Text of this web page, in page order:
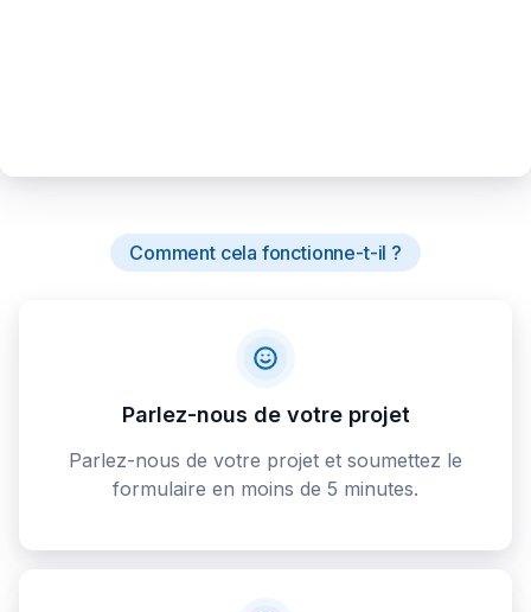
Comment cela fonctionne-t-il ?
Parlez-nous de votre projet
Parlez-nous de votre projet et soumettez le
formulaire en moins de 5 minutes.